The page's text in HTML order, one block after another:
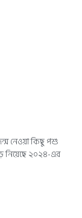
নেওয়া কিছু পশু
নিয়েছে ২০২৪-এর